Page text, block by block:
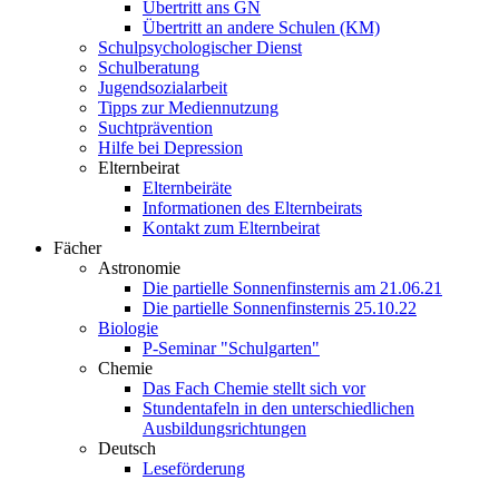
Übertritt ans GN
Übertritt an andere Schulen (KM)
Schulpsychologischer Dienst
Schulberatung
Jugendsozialarbeit
Tipps zur Mediennutzung
Suchtprävention
Hilfe bei Depression
Elternbeirat
Elternbeiräte
Informationen des Elternbeirats
Kontakt zum Elternbeirat
Fächer
Astronomie
Die partielle Sonnenfinsternis am 21.06.21
Die partielle Sonnenfinsternis 25.10.22
Biologie
P-Seminar "Schulgarten"
Chemie
Das Fach Chemie stellt sich vor
Stundentafeln in den unterschiedlichen
Ausbildungsrichtungen
Deutsch
Leseförderung